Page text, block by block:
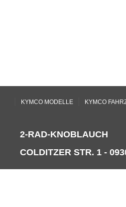
KYMCO MODELLE KYMCO
2-RAD-KNOBLAUCH
COLDITZER STR. 1 -